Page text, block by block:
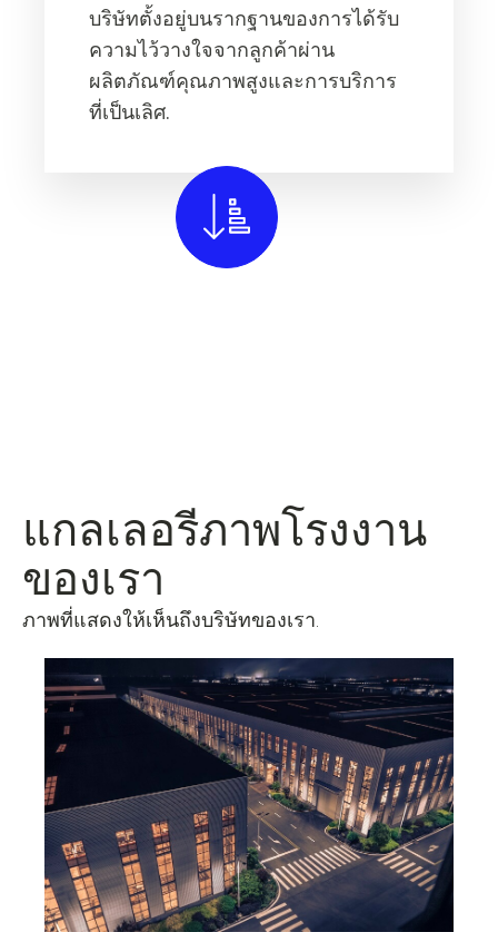
บริษัทตั้งอยู่บนรากฐานของการได้รับ
ความไว้วางใจจากลูกค้าผ่าน
ผลิตภัณฑ์คุณภาพสูงและการบริการ
ที่เป็นเลิศ.
แกลเลอรีภาพโรงงาน
ของเรา
ภาพที่แสดงให้เห็นถึงบริษัทของเรา.